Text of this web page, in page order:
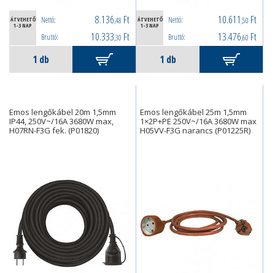
ÁTVEHETŐ
1-3 NAP
Nettó: 8.136,48 Ft
Bruttó: 10.333,30 Ft
ÁTVEHETŐ
1-3 NAP
Nettó: 10.611 ,50 Ft
Bruttó: 13.476,60 Ft
Emos lengőkábel 20m 1,5mm
IP44, 250V~/16A 3680W max,
H07RN-F3G fek. (P01820)
Emos lengőkábel 25m 1,5mm
1×2P+PE 250V~/16A 3680W max
H05VV-F3G narancs (P01225R)